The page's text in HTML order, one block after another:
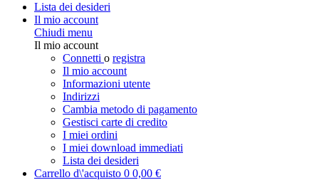
Lista dei desideri
Il mio account
Chiudi menu
Il mio account
Connetti o registra
Il mio account
Informazioni utente
Indirizzi
Cambia metodo di pagamento
Gestisci carte di credito
I miei ordini
I miei download immediati
Lista dei desideri
Carrello d\'acquisto 0 0,00 €